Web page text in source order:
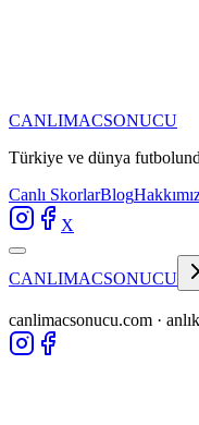
CANLIMACSONUCU
Türkiye ve dünya
Canlı SkorlarBlog
X
CANLIMACSONUCU
canlimacsonucu.com ·